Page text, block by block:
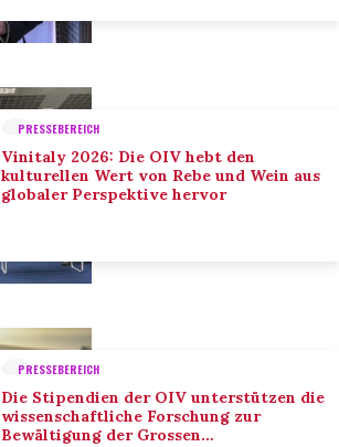
PRESSEBEREICH
Vinitaly 2026: Die OIV hebt den
kulturellen Wert von Rebe und Wein aus
globaler Perspektive hervor
PRESSEBEREICH
Die Stipendien der OIV unterstützen die
wissenschaftliche Forschung zur
Bewältigung der Grossen